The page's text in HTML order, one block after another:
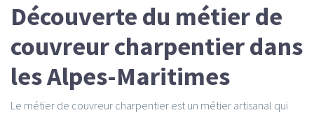
Découverte du métier de
couvreur charpentier dans
les Alpes-Maritimes
Le métier de couvreur charpentier est un métier artisanal qui